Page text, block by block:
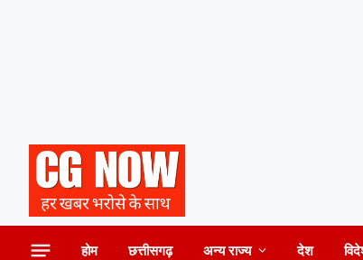
होम छत्तीसगढ़ अन्य राज्य देश